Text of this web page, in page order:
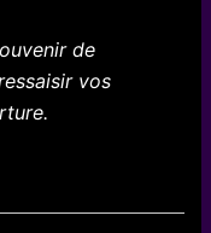
de
vos